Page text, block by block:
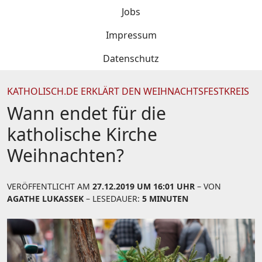
Jobs
Impressum
Datenschutz
KATHOLISCH.DE ERKLÄRT DEN WEIHNACHTSFESTKREIS
Wann endet für die
katholische Kirche
Weihnachten?
VERÖFFENTLICHT AM 27.12.2019 UM 16:01 UHR – VON
AGATHE LUKASSEK – LESEDAUER: 5 MINUTEN